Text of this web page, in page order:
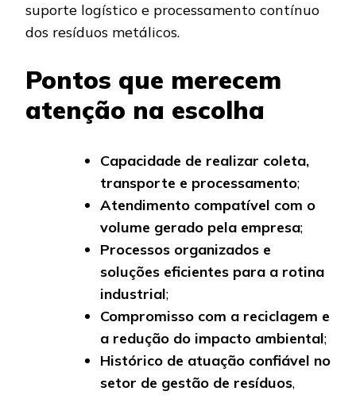
suporte logístico e processamento contínuo
dos resíduos metálicos.
Pontos que merecem
atenção na escolha
Capacidade de realizar coleta,
transporte e processamento;
Atendimento compatível com o
volume gerado pela empresa;
Processos organizados e
soluções eficientes para a rotina
industrial;
Compromisso com a reciclagem e
a redução do impacto ambiental;
Histórico de atuação confiável no
setor de gestão de resíduos,